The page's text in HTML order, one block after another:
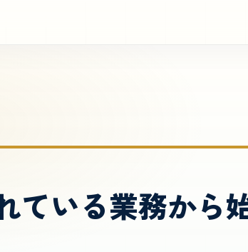
ている業務から